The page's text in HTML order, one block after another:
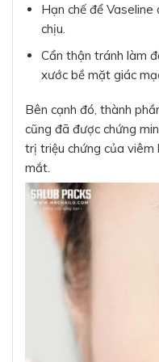
Hạn chế để
chịu.
Cẩn thận tránh làm
xước bề mặt giác
Bên cạnh đó, thành
cũng đã được chứng
trị triệu chứng của viêm
mắt.